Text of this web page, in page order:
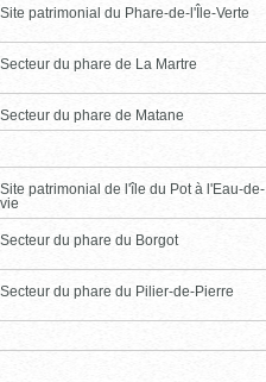
Site patrimonial du Phare-de-l'Île-Verte
Secteur du phare de La Martre
Secteur du phare de Matane
Site patrimonial de l'île du Pot à l'Eau-de-
vie
Secteur du phare du Borgot
Secteur du phare du Pilier-de-Pierre